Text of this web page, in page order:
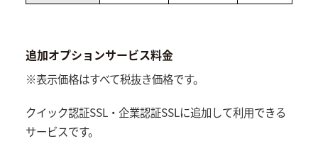
追加オプションサービス料金
※表示価格はすべて税抜き価格です。
クイック認証SSL・企業認証SSLに追加して利用できる
サービスです。